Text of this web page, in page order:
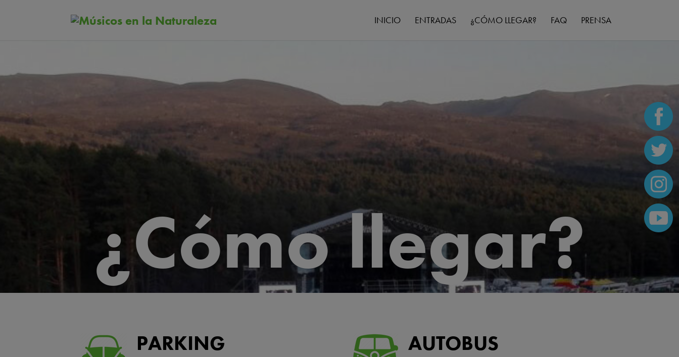
INICIO ENTRADAS ¿CÓMO LLEGAR? FAQ PRENSA
¿Cómo llegar?
PARKING AUTOBUS